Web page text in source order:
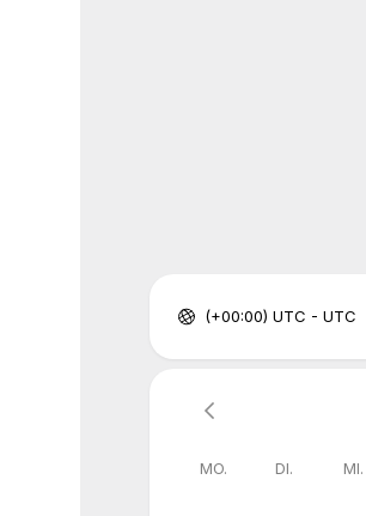
(+00:00) UTC - UTC
MO. DI. MI.